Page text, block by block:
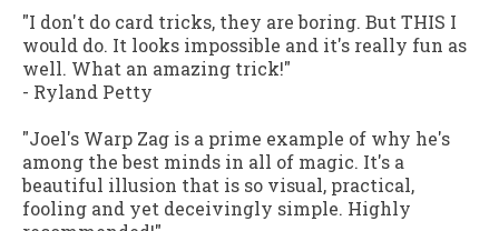
"I don't do card tricks, they are boring. But THIS I
would do. It looks impossible and it's really fun as
well. What an amazing trick!"
- Ryland Petty
"Joel's Warp Zag is a prime example of why he's
among the best minds in all of magic. It's a
beautiful illusion that is so visual, practical,
fooling and yet deceivingly simple. Highly